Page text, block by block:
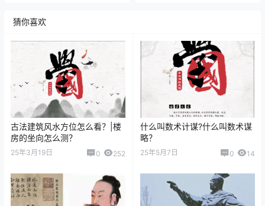
猜你喜欢
古法建筑风水方位怎么看？|楼
房的坐向怎么测？
25年3月19日 0 252
什么叫数术计谋?什么叫数术谋
略？
25年5月7日 0 14